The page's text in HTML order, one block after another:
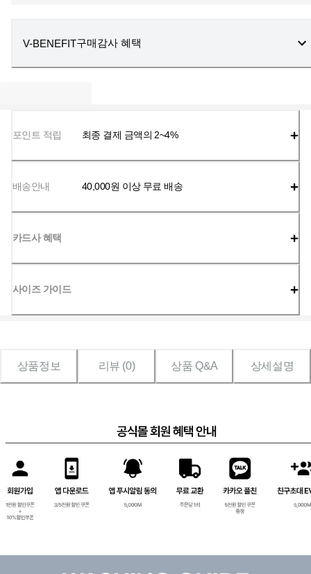
V-BENEFIT구매감사 혜택
포인트 적립 최종 결제 금액의 2~4%
배송안내 40,000원 이상 무료 배송
카드사 혜택
사이즈 가이드
상품정보 리뷰 (0) 상품 Q&A 상세설명